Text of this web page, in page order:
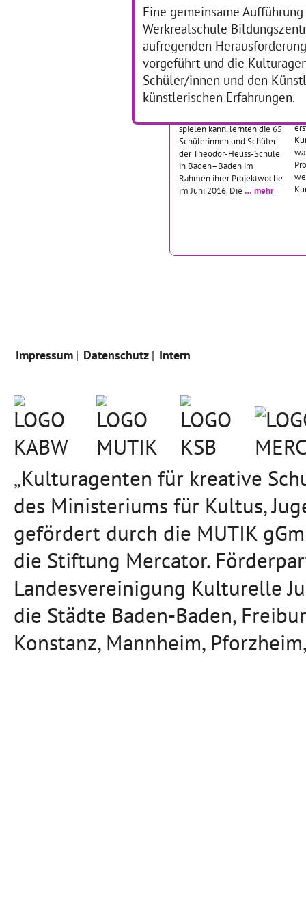
Eine gemeinsame
Werkrealschule
aufregenden
vorgeführt und die
Schüler/innen und den
künstlerischen Erfahrungen.
Trommeln - Tanzen -
Texten
01.07.2016–31.07.2016
Auf wie viele verschiedene
spielen kann, lernten die 65
Schülerinnen und Schüler
der Theodor-Heuss-Schule
in Baden–Baden im
Rahmen ihrer Projektwoche
im Juni 2016. Die … mehr
Impressum Datenschutz Intern
„Kulturagenten für kreative
des Ministeriums für Kultus,
gefördert durch die MUTIK
die Stiftung Mercator.
Landesvereinigung Kulturelle
die Städte Baden-Baden,
Konstanz, Mannheim,